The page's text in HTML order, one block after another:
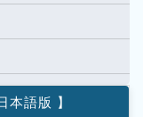
本語版 】